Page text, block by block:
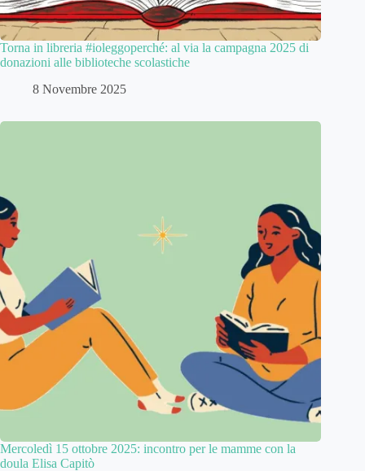
Torna in libreria #ioleggoperché: al via la campagna 2025 di
donazioni alle biblioteche scolastiche
8 Novembre 2025
Mercoledì 15 ottobre 2025: incontro per le mamme con la
doula Elisa Capitò